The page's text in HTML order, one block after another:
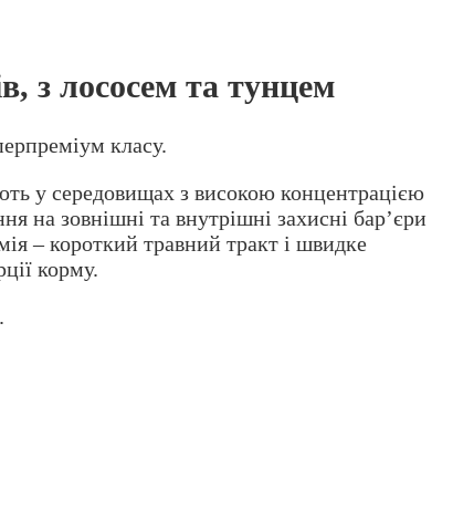
з лососем та тунцем
класу.
у середовищах з високою концентрацією
на зовнішні та внутрішні захисні бар’єри
– короткий травний тракт і швидке
корму.